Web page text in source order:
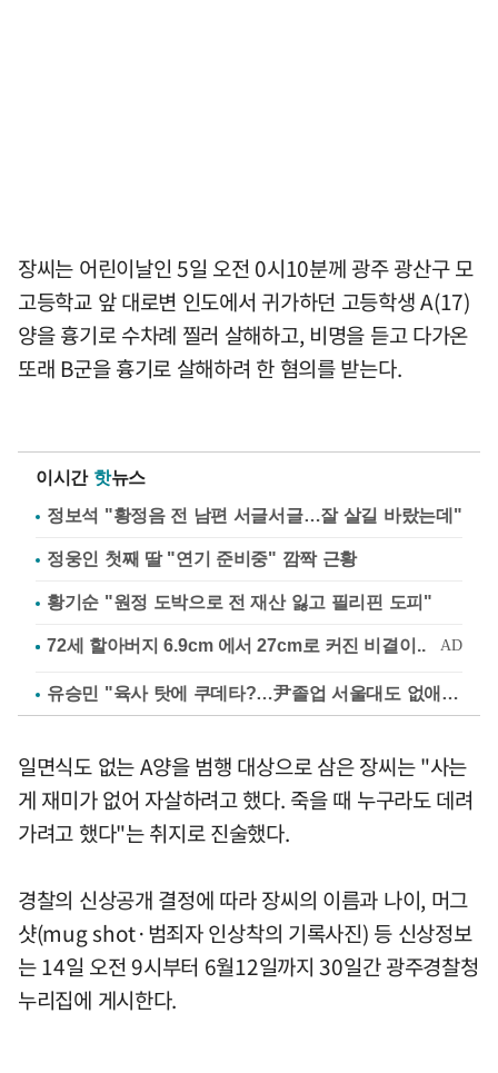
장씨는 어린이날인 5일 오전 0시10분께 광주 광산구 모
고등학교 앞 대로변 인도에서 귀가하던 고등학생 A(17)
양을 흉기로 수차례 찔러 살해하고, 비명을 듣고 다가온
또래 B군을 흉기로 살해하려 한 혐의를 받는다.
이시간 핫뉴스
정보석 "황정음 전 남편 서글서글…잘 살길 바랐는데"
정웅인 첫째 딸 "연기 준비중" 깜짝 근황
황기순 "원정 도박으로 전 재산 잃고 필리핀 도피"
유승민 "육사 탓에 쿠데타?…尹졸업 서울대도 없애나"
일면식도 없는 A양을 범행 대상으로 삼은 장씨는 "사는
게 재미가 없어 자살하려고 했다. 죽을 때 누구라도 데려
가려고 했다"는 취지로 진술했다.
경찰의 신상공개 결정에 따라 장씨의 이름과 나이, 머그
샷(mug shot·범죄자 인상착의 기록사진) 등 신상정보
는 14일 오전 9시부터 6월12일까지 30일간 광주경찰청
누리집에 게시한다.